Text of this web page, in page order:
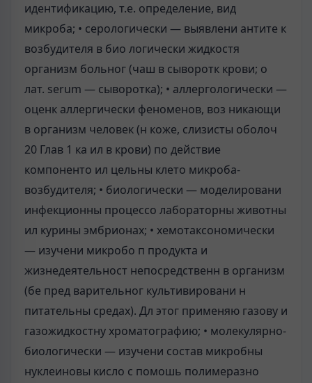
идентификацию, т.е. определение, вид
микроба; • серологически — выявлени антите к
возбудителя в био логически жидкостя
организм больног (чаш в сыворотк крови; о
лат. serum — сыворотка); • аллергологически —
оценк аллергически феноменов, воз никающи
в организм человек (н коже, слизисты оболоч
20 Глав 1 ка ил в крови) по действие
компоненто ил цельны клето микроба-
возбудителя; • биологически — моделировани
инфекционны процессо лабораторны животны
ил курины эмбрионах; • хемотаксономически
— изучени микробо п продукта и
жизнедеятельност непосредственн в организм
(бе пред варительног культивировани н
питательны средах). Дл этог применяю газову и
газожидкостну хроматографию; • молекулярно-
биологически — изучени состав микробны
нуклеиновы кисло с помошь полимеразно